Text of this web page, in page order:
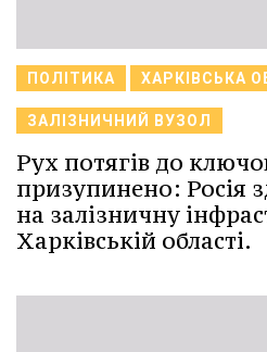
ПОЛІТИКА ХАРКІВСЬКА
ЗАЛІЗНИЧНИЙ ВУЗОЛ
Рух потягів до
призупинено: Росія
на залізничну
Харківській області.